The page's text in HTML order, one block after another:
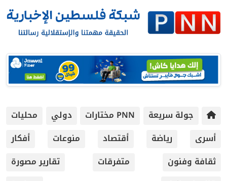
جولة سريعة PNN مختارات دولي
محليات
أسرى
رياضة أقتصاد منوعات
أفكار
ثقافة وفنون
متفرقات
تقارير مصورة